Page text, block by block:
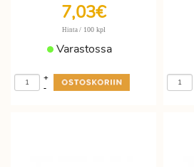
7,03€
Hinta / 100 kpl
Varastossa
-
+